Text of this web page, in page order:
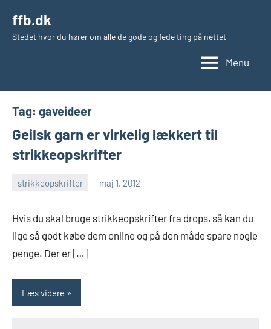
indhold
ffb.dk
Stedet hvor du hører om alle de gode og fede ting på nettet
Menu
Tag: gaveideer
Geilsk garn er virkelig lækkert til
strikkeopskrifter
strikkeopskrifter maj 1, 2012
Hvis du skal bruge strikkeopskrifter fra drops, så kan du
lige så godt købe dem online og på den måde spare nogle
penge. Der er […]
Læs videre